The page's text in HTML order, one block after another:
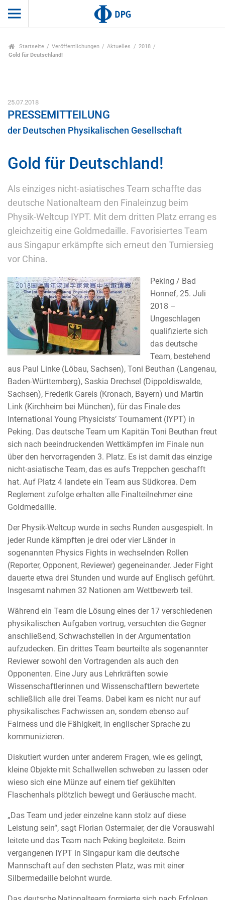
Startseite Veröffentlichungen Aktuelles
2018
Gold für Deutschland!
25.07.2018
PRESSEMITTEILUNG
der Deutschen Physikalischen Gesellschaft
Gold für Deutschland!
Als einziges nicht-asiatisches Team schaffte das
deutsche Nationalteam den Finaleinzug beim
Physik-Weltcup IYPT. Mit dem dritten Platz errang es
gleichzeitig eine Goldmedaille. Favorisiertes Team
aus Singapur erkämpfte sich erneut den Turniersieg
vor China.
Peking / Bad
Honnef, 25. Juli
2018 –
Ungeschlagen
qualifizierte sich
das deutsche
Team, bestehend
aus Paul Linke (Löbau, Sachsen), Toni Beuthan (Langenau,
Baden-Württemberg), Saskia Drechsel (Dippoldiswalde,
Sachsen), Frederik Gareis (Kronach, Bayern) und Martin
Link (Kirchheim bei München), für das Finale des
International Young Physicists’ Tournament (IYPT) in
Peking. Das deutsche Team um Kapitän Toni Beuthan freut
sich nach beeindruckenden Wettkämpfen im Finale nun
über den hervorragenden 3. Platz. Es ist damit das einzige
nicht-asiatische Team, das es aufs Treppchen geschafft
hat. Auf Platz 4 landete ein Team aus Südkorea. Dem
Reglement zufolge erhalten alle Finalteilnehmer eine
Goldmedaille.
Der Physik-Weltcup wurde in sechs Runden ausgespielt. In
jeder Runde kämpften je drei oder vier Länder in
sogenannten Physics Fights in wechselnden Rollen
(Reporter, Opponent, Reviewer) gegeneinander. Jeder Fight
dauerte etwa drei Stunden und wurde auf Englisch geführt.
Insgesamt nahmen 32 Nationen am Wettbewerb teil.
Während ein Team die Lösung eines der 17 verschiedenen
physikalischen Aufgaben vortrug, versuchten die Gegner
anschließend, Schwachstellen in der Argumentation
aufzudecken. Ein drittes Team beurteilte als sogenannter
Reviewer sowohl den Vortragenden als auch den
Opponenten. Eine Jury aus Lehrkräften sowie
Wissenschaftlerinnen und Wissenschaftlern bewertete
schließlich alle drei Teams. Dabei kam es nicht nur auf
physikalisches Fachwissen an, sondern ebenso auf
Fairness und die Fähigkeit, in englischer Sprache zu
kommunizieren.
Diskutiert wurden unter anderem Fragen, wie es gelingt,
kleine Objekte mit Schallwellen schweben zu lassen oder
wieso sich eine Münze auf einem tief gekühlten
Flaschenhals plötzlich bewegt und Geräusche macht.
„Das Team und jeder einzelne kann stolz auf diese
Leistung sein“, sagt Florian Ostermaier, der die Vorauswahl
leitete und das Team nach Peking begleitete. Beim
vergangenen IYPT in Singapur kam die deutsche
Mannschaft auf den sechsten Platz, was mit einer
Silbermedaille belohnt wurde.